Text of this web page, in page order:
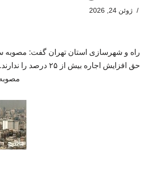
ژوئن 24, 2026
موجران حق افزایش